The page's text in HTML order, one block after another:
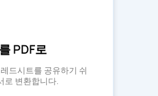
PDF로
드시트를 공유하기 쉬
로 변환합니다.